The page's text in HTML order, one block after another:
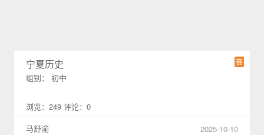
赛
宁夏历史
组别： 初中
浏览：249 评论：0
马舒渝
2025-10-10